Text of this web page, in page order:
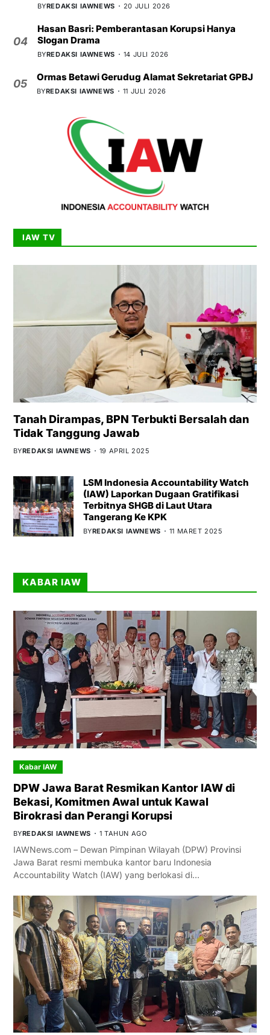
BYREDAKSI IAWNEWS 20 JULI 2026
04
Hasan Basri: Pemberantasan Korupsi Hanya
Slogan Drama
BYREDAKSI IAWNEWS 14 JULI 2026
05
Ormas Betawi Gerudug Alamat Sekretariat GPBJ
BYREDAKSI IAWNEWS 11 JULI 2026
IAW TV
Tanah Dirampas, BPN Terbukti Bersalah dan
Tidak Tanggung Jawab
BYREDAKSI IAWNEWS 19 APRIL 2025
LSM Indonesia Accountability Watch
(IAW) Laporkan Dugaan Gratifikasi
Terbitnya SHGB di Laut Utara
Tangerang Ke KPK
BYREDAKSI IAWNEWS 11 MARET 2025
KABAR IAW
Kabar IAW
DPW Jawa Barat Resmikan Kantor IAW di
Bekasi, Komitmen Awal untuk Kawal
Birokrasi dan Perangi Korupsi
BYREDAKSI IAWNEWS 1 TAHUN AGO
IAWNews.com – Dewan Pimpinan Wilayah (DPW) Provinsi
Jawa Barat resmi membuka kantor baru Indonesia
Accountability Watch (IAW) yang berlokasi di…